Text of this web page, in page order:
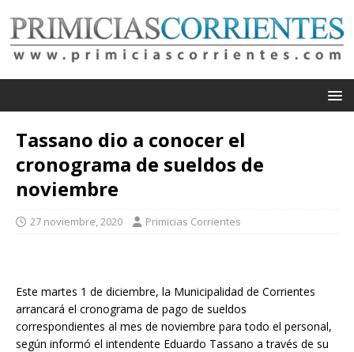
Tassano dio a conocer el
cronograma de sueldos de
noviembre
27 noviembre, 2020 Primicias Corrientes
Este martes 1 de diciembre, la Municipalidad de Corrientes
arrancará el cronograma de pago de sueldos
correspondientes al mes de noviembre para todo el personal,
según informó el intendente Eduardo Tassano a través de su